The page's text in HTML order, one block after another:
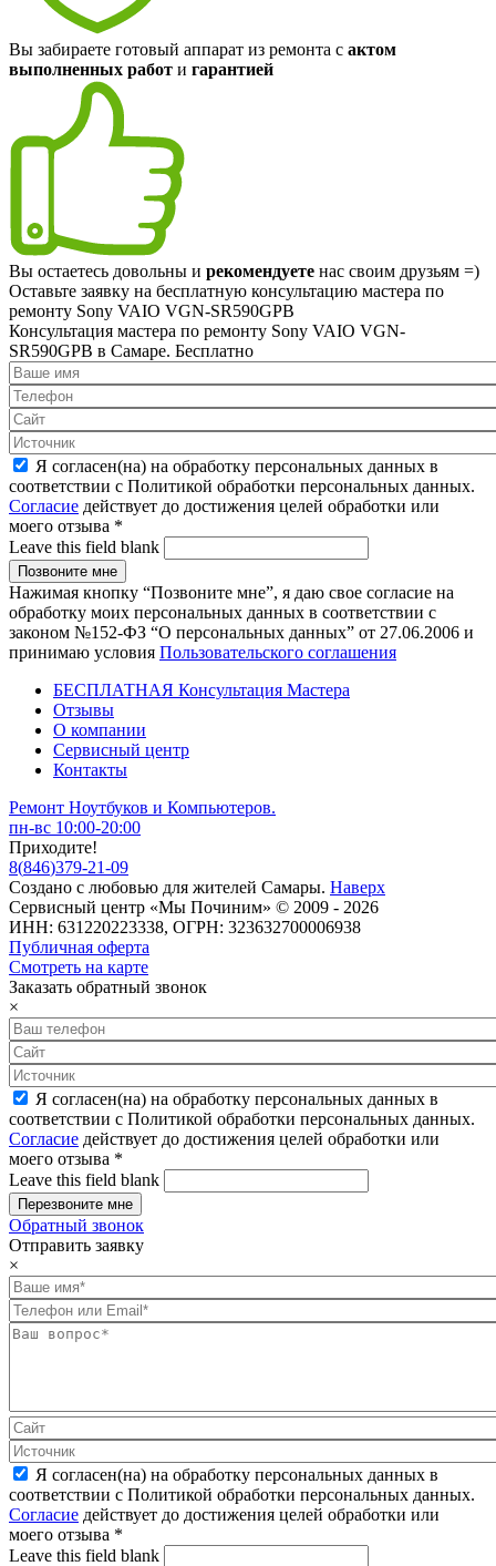
Вы забираете готовый аппарат из ремонта с актом
выполненных работ и гарантией
Вы остаетесь довольны и рекомендуете нас своим друзьям =)
Оставьте заявку на бесплатную консультацию мастера по
ремонту Sony VAIO VGN-SR590GPB
Консультация мастера по ремонту Sony VAIO VGN-
SR590GPB в Самаре. Бесплатно
Я согласен(на) на обработку персональных данных в
соответствии с Политикой обработки персональных данных.
Согласие действует до достижения целей обработки или
моего отзыва *
Leave this field blank
Нажимая кнопку “Позвоните мне”, я даю свое согласие на
обработку моих персональных данных в соответствии с
законом №152-ФЗ “О персональных данных” от 27.06.2006 и
принимаю условия Пользовательского соглашения
БЕСПЛАТНАЯ Консультация Мастера
Отзывы
О компании
Сервисный центр
Контакты
Ремонт Ноутбуков и Компьютеров.
пн-вс 10:00-20:00
Приходите!
8(846)379-21-09
Создано с любовью для жителей Самары. Наверх
Сервисный центр «Мы Починим» © 2009 - 2026
ИНН: 631220223338, ОГРН: 323632700006938
Публичная оферта
Смотреть на карте
Заказать обратный звонок
×
Я согласен(на) на обработку персональных данных в
соответствии с Политикой обработки персональных данных.
Согласие действует до достижения целей обработки или
моего отзыва *
Leave this field blank
Обратный звонок
Отправить заявку
×
Я согласен(на) на обработку персональных данных в
соответствии с Политикой обработки персональных данных.
Согласие действует до достижения целей обработки или
моего отзыва *
Leave this field blank